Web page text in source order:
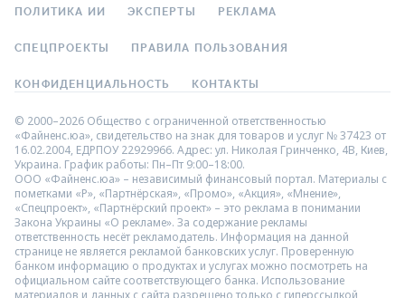
ПОЛИТИКА ИИ ЭКСПЕРТЫ РЕКЛАМА
СПЕЦПРОЕКТЫ ПРАВИЛА ПОЛЬЗОВАНИЯ
КОНФИДЕНЦИАЛЬНОСТЬ КОНТАКТЫ
© 2000–2026 Общество с ограниченной ответственностью
«Файненс.юа», свидетельство на знак для товаров и услуг № 37423 от
16.02.2004, ЕДРПОУ 22929966. Адрес: ул. Николая Гринченко, 4В, Киев,
Украина. График работы: Пн–Пт 9:00–18:00.
ООО «Файненс.юа» – независимый финансовый портал. Материалы с
пометками «Р», «Партнёрская», «Промо», «Акция», «Мнение»,
«Спецпроект», «Партнёрский проект» – это реклама в понимании
Закона Украины «О рекламе». За содержание рекламы
ответственность несёт рекламодатель. Информация на данной
странице не является рекламой банковских услуг. Проверенную
банком информацию о продуктах и услугах можно посмотреть на
официальном сайте соответствующего банка. Использование
материалов и данных с сайта разрешено только с гиперссылкой